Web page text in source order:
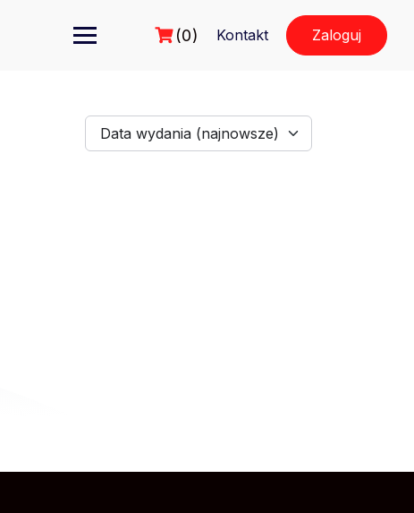
(0) Kontakt Zaloguj
Data wydania (najnowsze)